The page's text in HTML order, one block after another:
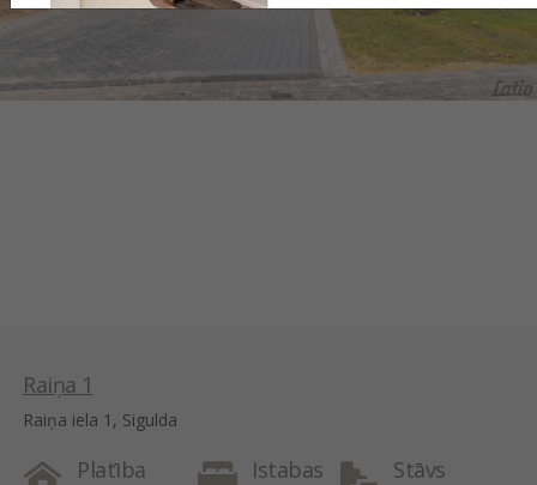
Raiņa 1
Raiņa iela 1, Sigulda
Platība Istabas Stāvs